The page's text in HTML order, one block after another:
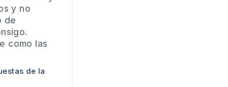
y no
de
como las
de la